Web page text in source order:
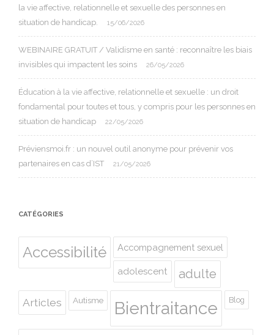
la vie affective, relationnelle et sexuelle des personnes en
situation de handicap.
15/06/2026
WEBINAIRE GRATUIT / Validisme en santé : reconnaître les biais
invisibles qui impactent les soins
26/05/2026
Éducation à la vie affective, relationnelle et sexuelle : un droit
fondamental pour toutes et tous, y compris pour les personnes en
situation de handicap
22/05/2026
Préviensmoi.fr : un nouvel outil anonyme pour prévenir vos
partenaires en cas d’IST
21/05/2026
CATÉGORIES
Accessibilité Accompagnement sexuel
adolescent adulte
Articles Autisme Bientraitance Blog